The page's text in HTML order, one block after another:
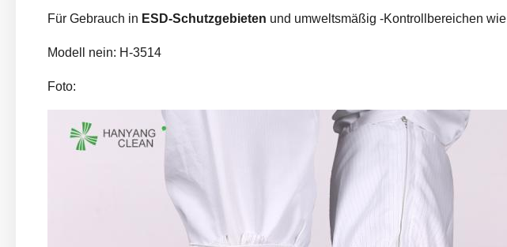
Für Gebrauch in ESD-Schutzgebieten und umweltsmäßig -Kontrollbereichen wie
Modell nein: H-3514
Foto: